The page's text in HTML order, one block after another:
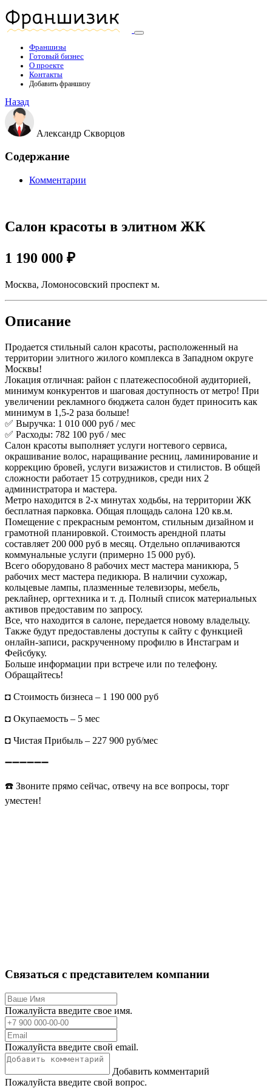
Франшизы
Готовый бизнес
О проекте
Контакты
Добавить франшизу
Назад
Александр Скворцов
Содержание
Комментарии
Салон красоты в элитном ЖК
1 190 000 ₽
Москва, Ломоносовский проспект м.
Описание
Продается стильный салон красоты, расположенный на
территории элитного жилого комплекса в Западном округе
Москвы!
Локация отличная: район с платежеспособной аудиторией,
минимум конкурентов и шаговая доступность от метро! При
увеличении рекламного бюджета салон будет приносить как
минимум в 1,5-2 раза больше!
✅ Выручка: 1 010 000 руб / мес
✅ Расходы: 782 100 руб / мес
Салон красоты выполняет услуги ногтевого сервиса,
окрашивание волос, наращивание ресниц, ламинирование и
коррекцию бровей, услуги визажистов и стилистов. В общей
сложности работает 15 сотрудников, среди них 2
администратора и мастера.
Метро находится в 2-х минутах ходьбы, на территории ЖК
бесплатная парковка. Общая площадь салона 120 кв.м.
Помещение с прекрасным ремонтом, стильным дизайном и
грамотной планировкой. Стоимость арендной платы
составляет 200 000 руб в месяц. Отдельно оплачиваются
коммунальные услуги (примерно 15 000 руб).
Всего оборудовано 8 рабочих мест мастера маникюра, 5
рабочих мест мастера педикюра. В наличии сухожар,
кольцевые лампы, плазменные телевизоры, мебель,
реклайнер, оргтехника и т. д. Полный список материальных
активов предоставим по запросу.
Все, что находится в салоне, передается новому владельцу.
Также будут предоставлены доступы к сайту с функцией
онлайн-записи, раскрученному профилю в Инстаграм и
Фейсбуку.
Больше информации при встрече или по телефону.
Обращайтесь!
◘ Стоимость бизнеса – 1 190 000 руб
◘ Окупаемость – 5 мес
◘ Чистая Прибыль – 227 900 руб/мес
➖➖➖➖➖➖
☎️ Звоните прямо сейчас, отвечу на все вопросы, торг
уместен!
Связаться с представителем компании
Пожалуйста введите свое имя.
Пожалуйста введите свой email.
Добавить комментарий
Пожалуйста введите свой вопрос.